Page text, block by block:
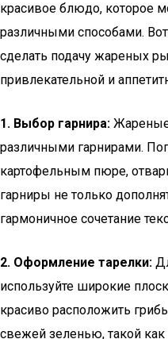
красивое блюдо, которое
различными способами.
сделать подачу жареных
привлекательной и
1. Выбор гарнира: Жареные
различными гарнирами.
картофельным пюре,
гарниры не только
гармоничное сочетание
2. Оформление тарелки:
используйте широкие
красиво расположить
свежей зеленью, такой как